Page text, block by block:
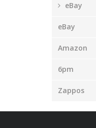
eBay
eBay
Amazon
6pm
Zappos